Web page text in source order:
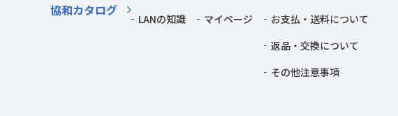
協和カタログ
LANの知識
マイページ
お支払・送料について
返品・交換について
その他注意事項